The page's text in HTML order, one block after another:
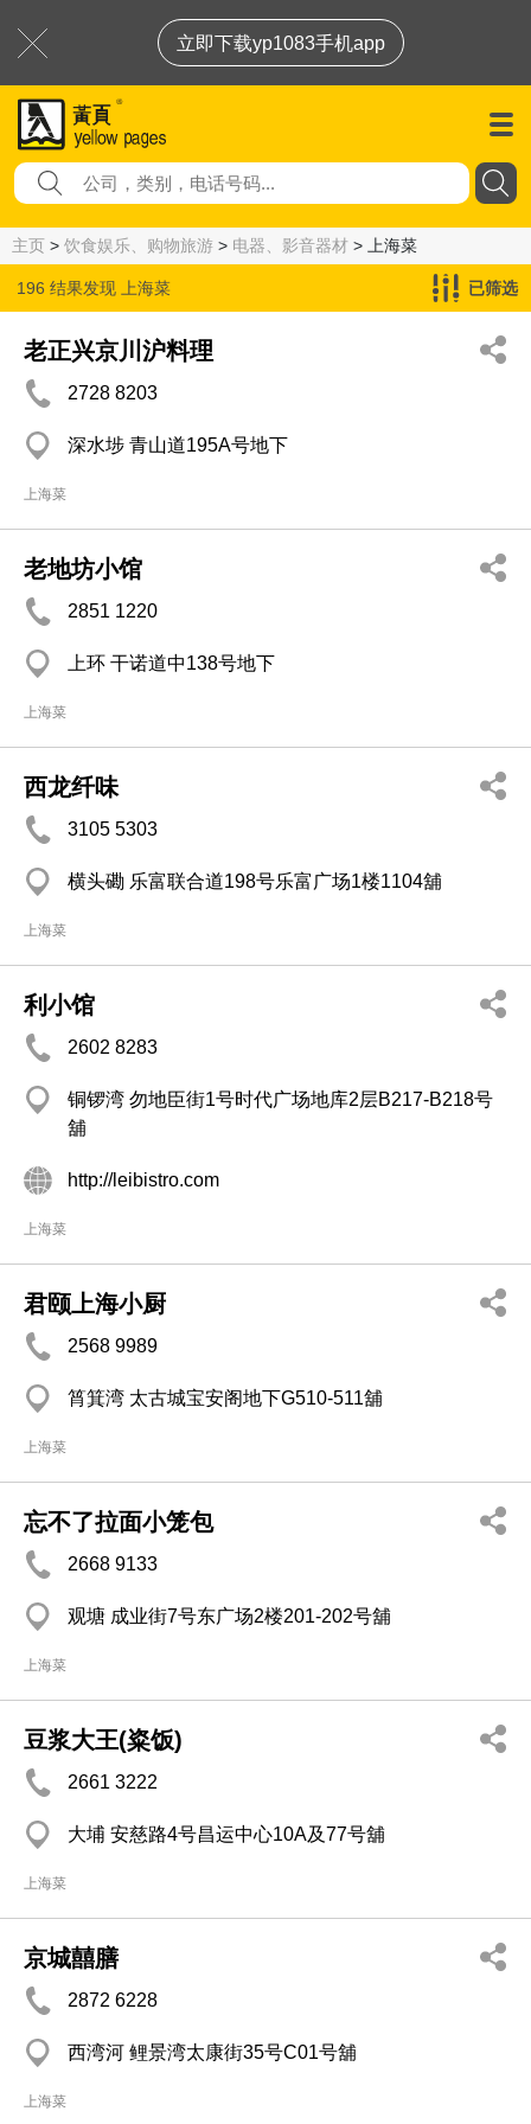
立即下载yp1083手机app
主页 > 饮食娱乐、购物旅游 > 电器、影音器材 > 上海菜
196 结果发现 上海菜 已筛选
老正兴京川沪料理
2728 8203
深水埗 青山道195A号地下
上海菜
老地坊小馆
2851 1220
上环 干诺道中138号地下
上海菜
西龙纤味
3105 5303
横头磡 乐富联合道198号乐富广场1楼1104舖
上海菜
利小馆
2602 8283
铜锣湾 勿地臣街1号时代广场地库2层B217-B218号
舖
http://leibistro.com
上海菜
君颐上海小厨
2568 9989
筲箕湾 太古城宝安阁地下G510-511舖
上海菜
忘不了拉面小笼包
2668 9133
观塘 成业街7号东广场2楼201-202号舖
上海菜
豆浆大王(粢饭)
2661 3222
大埔 安慈路4号昌运中心10A及77号舖
上海菜
京城囍膳
2872 6228
西湾河 鲤景湾太康街35号C01号舖
上海菜